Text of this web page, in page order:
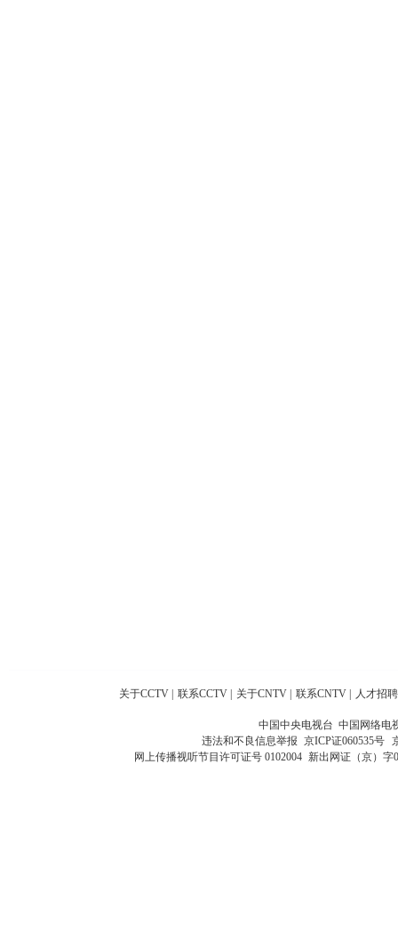
关于CCTV 联系CCTV 关于CNTV 联系CNTV 人才招聘
中国中央电视台 中国网络电
违法和不良信息举报 京ICP证060535号
网上传播视听节目许可证号 0102004 新出网证（京）